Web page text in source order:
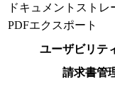
ドキュメントストレ
PDFエクスポート
ユーザビリテ
請求書管